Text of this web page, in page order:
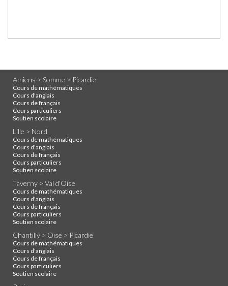
Amiens > Somme > Picardie
Cours de mathématiques
Cours d'anglais
Cours de français
Cours particuliers
Soutien scolaire
Lille > Nord
Cours de mathématiques
Cours d'anglais
Cours de français
Cours particuliers
Soutien scolaire
Taverny > Val d'Oise
Cours de mathématiques
Cours d'anglais
Cours de français
Cours particuliers
Soutien scolaire
Chantilly > Oise > Picardie
Cours de mathématiques
Cours d'anglais
Cours de français
Cours particuliers
Soutien scolaire